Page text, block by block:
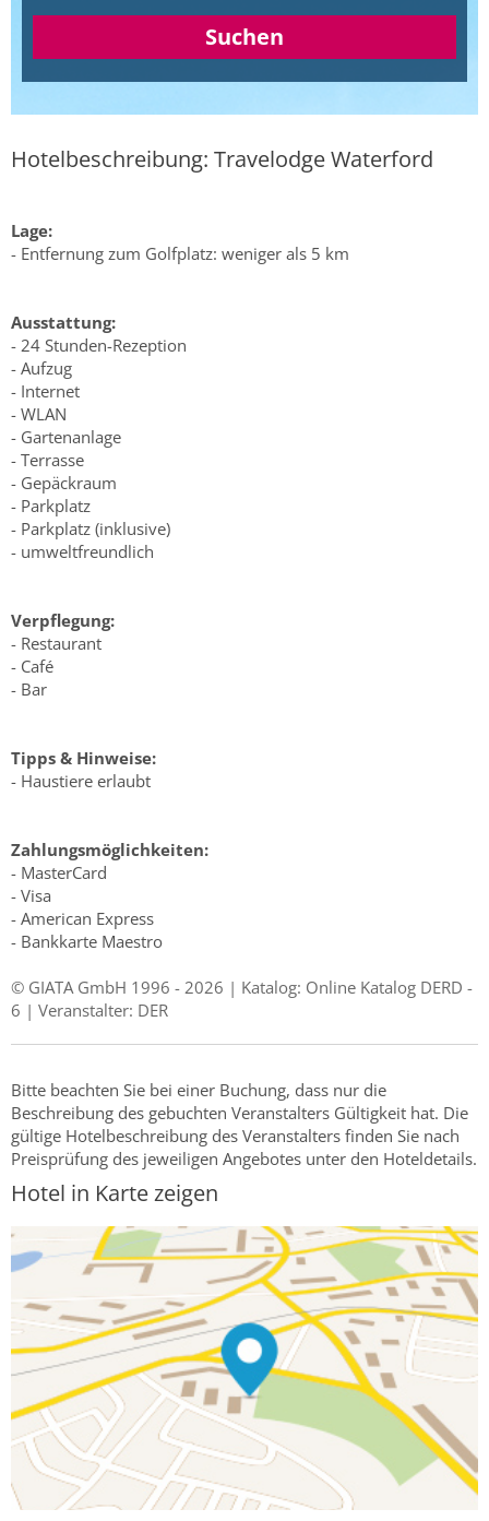
Suchen
Hotelbeschreibung: Travelodge Waterford
Lage:
- Entfernung zum Golfplatz: weniger als 5 km
Ausstattung:
- 24 Stunden-Rezeption
- Aufzug
- Internet
- WLAN
- Gartenanlage
- Terrasse
- Gepäckraum
- Parkplatz
- Parkplatz (inklusive)
- umweltfreundlich
Verpflegung:
- Restaurant
- Café
- Bar
Tipps & Hinweise:
- Haustiere erlaubt
Zahlungsmöglichkeiten:
- MasterCard
- Visa
- American Express
- Bankkarte Maestro
© GIATA GmbH 1996 - 2026 | Katalog: Online Katalog DERD -
6 | Veranstalter: DER
Bitte beachten Sie bei einer Buchung, dass nur die
Beschreibung des gebuchten Veranstalters Gültigkeit hat. Die
gültige Hotelbeschreibung des Veranstalters finden Sie nach
Preisprüfung des jeweiligen Angebotes unter den Hoteldetails.
Hotel in Karte zeigen